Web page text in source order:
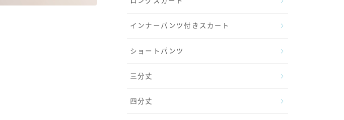
インナーパンツ付きスカート
ショートパンツ
三分丈
四分丈